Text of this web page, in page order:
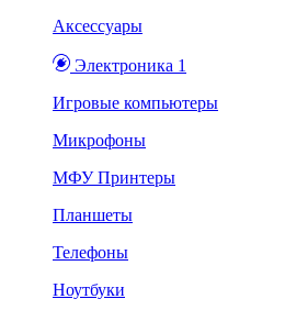
Аксессуары
Электроника 1
Игровые компьютеры
Микрофоны
МФУ Принтеры
Планшеты
Телефоны
Ноутбуки